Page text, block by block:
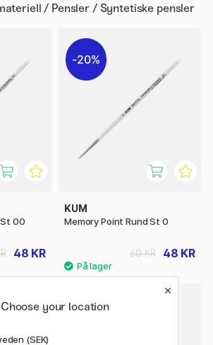
/ Pensler / Syntetiske pensler
St 00
48 KR
20%
KUM
Memory Point Rund St 0
48 KR
60 KR
Choose your location
(SEK)